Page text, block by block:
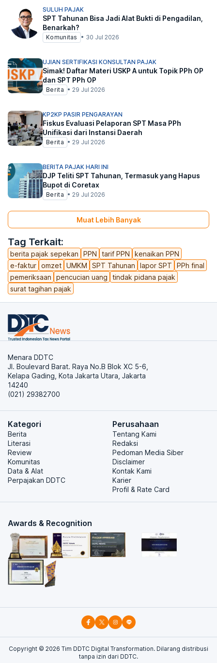
Tag Terkait:
berita pajak sepekan PPN tarif PPN
kenaikan PPN
e-faktur omzet UMKM SPT Tahunan lapor SPT
PPh final
pemeriksaan
pencucian uang
tindak pidana pajak
surat tagihan pajak
SULUH PAJAK
SPT Tahunan Bisa Jadi Alat Bukti di Pengadilan,
Benarkah?
Komunitas • 30 Jul 2026
UJIAN SERTIFIKASI KONSULTAN PAJAK
Simak! Daftar Materi USKP A untuk Topik PPh OP
dan SPT PPh OP
Berita • 29 Jul 2026
KP2KP PASIR PENGARAYAN
Fiskus Evaluasi Pelaporan SPT Masa PPh
Unifikasi dari Instansi Daerah
Berita • 29 Jul 2026
BERITA PAJAK HARI INI
DJP Teliti SPT Tahunan, Termasuk yang Hapus
Bupot di Coretax
Berita • 29 Jul 2026
Muat Lebih Banyak
Menara DDTC
Jl. Boulevard Barat. Raya No.B Blok XC 5-6,
Kelapa Gading, Kota Jakarta Utara, Jakarta
14240
(021) 29382700
Kategori
Berita
Literasi
Review
Komunitas
Data & Alat
Perpajakan DDTC
Perusahaan
Tentang Kami
Redaksi
Pedoman Media Siber
Disclaimer
Kontak Kami
Karier
Profil & Rate Card
Awards & Recognition
Copyright © 2026 Tim DDTC Digital Transformation. Dilarang distribusi
tanpa izin dari DDTC.